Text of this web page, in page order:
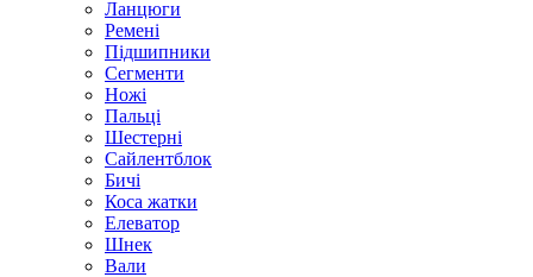
Ланцюги
Ремені
Підшипники
Сегменти
Ножі
Пальці
Шестерні
Сайлентблок
Бичі
Коса жатки
Елеватор
Шнек
Вали